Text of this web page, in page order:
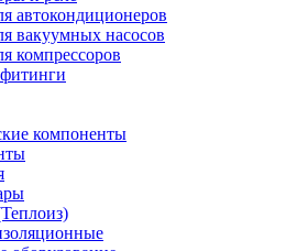
автокондиционеров
вакуумных насосов
компрессоров
компоненты